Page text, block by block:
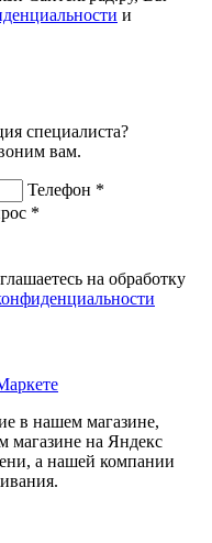
и
специалиста?
вам.
Телефон *
*
на обработку
в нашем магазине,
магазине на Яндекс
а нашей компании